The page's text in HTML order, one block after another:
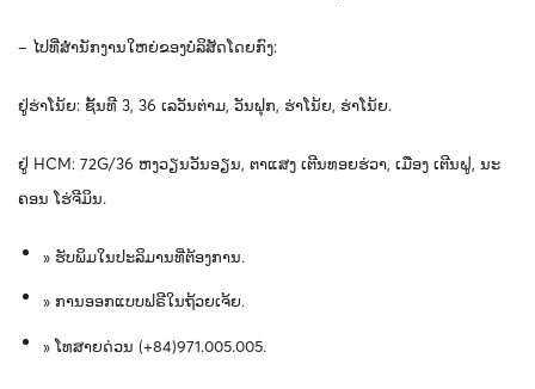
– ໄປທີ່ສໍານັກງານໃຫຍ່ຂອງບໍລິສັດໂດຍກົງ​:
ຢູ່ຮ່າໂນ້ຍ: ຊັ້ນທີ 3, 36 ​ ເລວັນຕ່າມ, ​ ວັນຟຸກ, ຮ່າໂນ້ຍ, ຮ່າໂນ້ຍ.
ຢູ່ HCM: 72G/36 ຫງວຽນວັນອຽນ, ຕາແສງ ເຕີນທອຍຮ່ວາ, ເມືອງ ເຕີນຝູ, ນະ
ຄອນ ໂຮ່ຈີມິນ.
» ຮັບພິມໃນປະລິມານທີ່ຕ້ອງການ.
» ການອອກແບບຟຣີໃນຖ້ວຍເຈ້ຍ.
»ໂທສາຍດ່ວນ (+84)971.005.005.